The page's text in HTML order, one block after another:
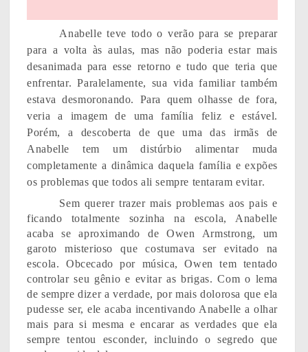
Anabelle teve todo o verão para se preparar
para a volta às aulas, mas não poderia estar mais
desanimada para esse retorno e tudo que teria que
enfrentar. Paralelamente, sua vida familiar também
estava desmoronando. Para quem olhasse de fora,
veria a imagem de uma família feliz e estável.
Porém, a descoberta de que uma das irmãs de
Anabelle tem um distúrbio alimentar muda
completamente a dinâmica daquela família e expões
os problemas que todos ali sempre tentaram evitar.
Sem querer trazer mais problemas aos pais e
ficando totalmente sozinha na escola, Anabelle
acaba se aproximando de Owen Armstrong, um
garoto misterioso que costumava ser evitado na
escola. Obcecado por música, Owen tem tentado
controlar seu gênio e evitar as brigas. Com o lema
de sempre dizer a verdade, por mais dolorosa que ela
pudesse ser, ele acaba incentivando Anabelle a olhar
mais para si mesma e encarar as verdades que ela
sempre tentou esconder, incluindo o segredo que